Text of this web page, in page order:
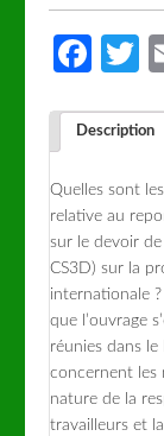
Description
Quelles sont
relative au
sur le devoir
CS3D) sur la
internationale
que l’ouvrage
réunies dans
concernent les
nature de la
travailleurs et